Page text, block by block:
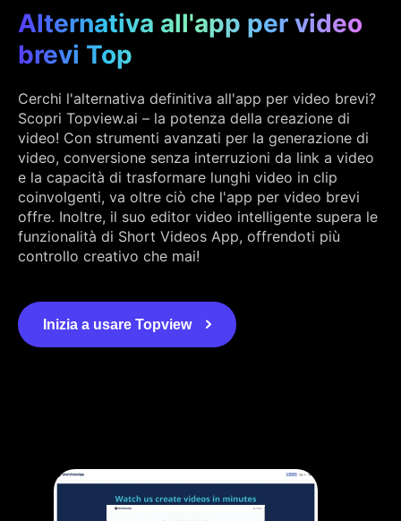
Alternativa all'app per video
brevi Top
Cerchi l'alternativa definitiva all'app per video brevi?
Scopri Topview.ai – la potenza della creazione di
video! Con strumenti avanzati per la generazione di
video, conversione senza interruzioni da link a video
e la capacità di trasformare lunghi video in clip
coinvolgenti, va oltre ciò che l'app per video brevi
offre. Inoltre, il suo editor video intelligente supera le
funzionalità di Short Videos App, offrendoti più
controllo creativo che mai!
Inizia a usare Topview